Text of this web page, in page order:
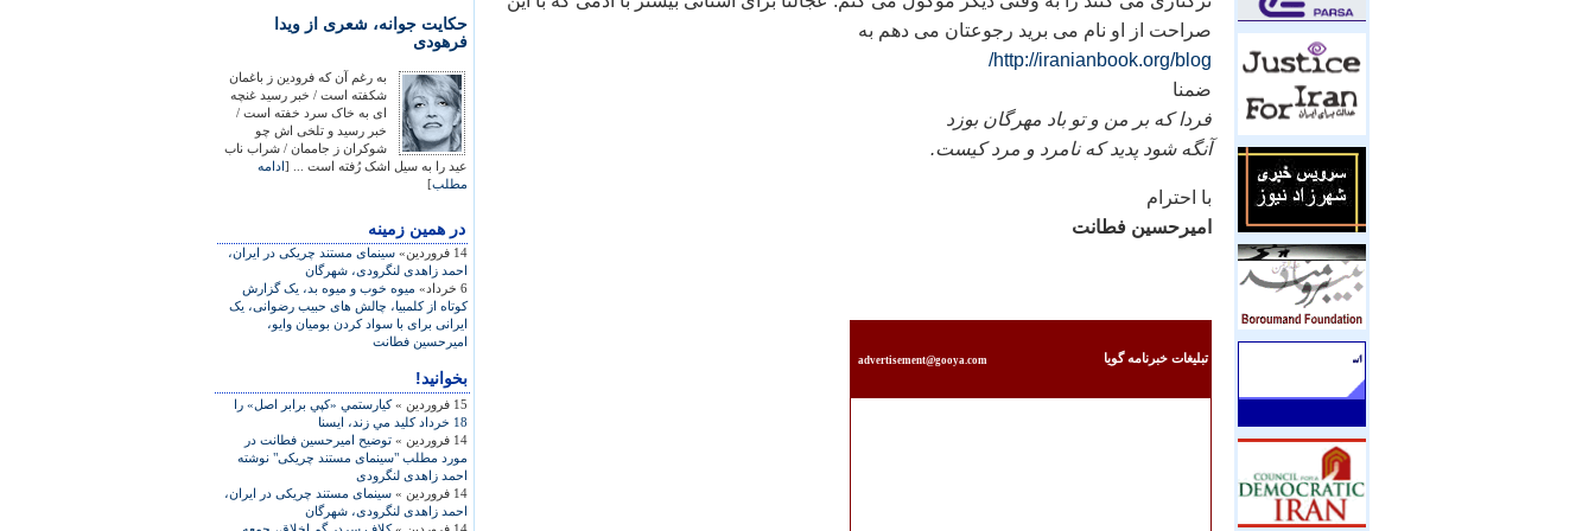
حکايت جوانه، شعری از ويدا
فرهودی
به رغم آن که فرودين ز باغمان
شکفته است / خبر رسيد غنچه
ای به خاک سرد خفته است /
خبر رسيد و تلخی اش چو
شوکران ز جاممان / شراب ناب
عيد را به سيل اشک رُفته است ... [ادامه
مطلب]
در همين زمينه
14 فروردین»
سينمای مستند چريکی در ايران،
احمد زاهدی لنگرودی، شهرگان
6 خرداد»
ميوه خوب و ميوه بد، يک گزارش
کوتاه از کلمبيا، چالش های حبيب رضوانی، يک
ايرانی برای با سواد کردن بوميان وايو،
اميرحسين فطانت
بخوانید!
15 فروردین »
کيارستمي «کپي برابر اصل» را
18 خرداد کليد مي زند، ايسنا
14 فروردین »
توضيح اميرحسين فطانت در
مورد مطلب "سينمای مستند چريکی" نوشته
احمد زاهدی لنگرودی
14 فروردین »
سينمای مستند چريکی در ايران،
احمد زاهدی لنگرودی، شهرگان
صراحت از او نام می بريد رجوعتان می دهم به
http://iranianbook.org/blog/
ضمنا
فردا که بر من و تو باد مهرگان بوزد
آنگه شود پديد که نامرد و مرد کيست.
با احترام
اميرحسين فطانت
تبليغات خبرنامه گويا advertisement@gooya.com